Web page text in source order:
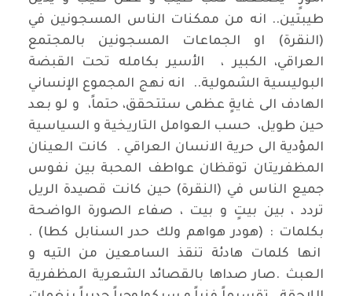
طيبتين.. انه من ممكنات الناس المسجونين في
(النقرة) او الجماعات المسجونين بالمجتمع
العراقي، الكبير ، الأسير بكامله تحت القبضة
البوليسية الشمولية.. انه نهج المجموع الإنساني
الهادف الى غايةٍ عظمى ستتحقق، حتماً، و لو بعد
حين طويل، حسب العوامل التاريخية و السياسية
المؤدية الى حرية الانسان العراقي . كانت العينان
المظفريتان توقظان عواطف المحبة بين نفوس
جميع الناس في (النقرة) حين كانت قصيدة الريل
تردد ، بين بيتٍ و بيت ، صفاء الصورة الواضحة
بكلمات : (هودر هواهم ولك حدر السنابل كطا) .
انها كلمات هادئة تنقذ السامعين من التيه و
العبث .صار صداها بالقصائد الشعرية المظفرية